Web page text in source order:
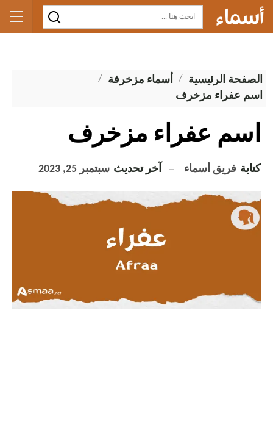
الصفحة الرئيسية
أسماء مزخرفة
اسم عفراء مزخرف
اسم عفراء مزخرف
كتابة فريق أسماء آخر تحديث سبتمبر 25, 2023